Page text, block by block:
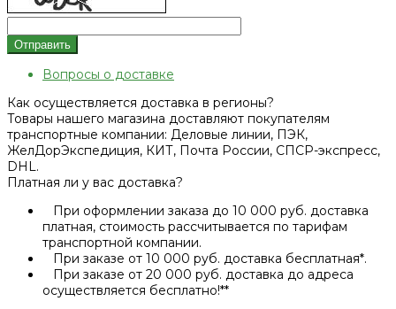
Отправить
Вопросы о доставке
Как осуществляется доставка в регионы?
Товары нашего магазина доставляют покупателям
транспортные компании: Деловые линии, ПЭК,
ЖелДорЭкспедиция, КИТ, Почта России, СПСР-экспресс,
DHL.
Платная ли у вас доставка?
При оформлении заказа до 10 000 руб. доставка
платная, стоимость рассчитывается по тарифам
транспортной компании.
При заказе от 10 000 руб. доставка бесплатная*.
При заказе от 20 000 руб. доставка до адреса
осуществляется бесплатно!**